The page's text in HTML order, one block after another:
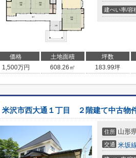
建ぺい率/容
価格 土地面積 坪数
1,500万円 608.26㎡ 183.99坪
米沢市西大通１丁目 ２階建て中古物
住所 山形
交通 米坂